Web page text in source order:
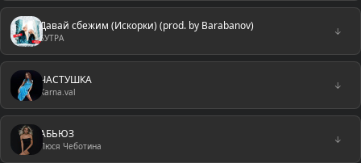
Давай сбежим (Искорки) (prod. by Barabanov)
5УТРА
↓
ЧАСТУШКА
Karna.val
↓
АБЬЮЗ
Люся Чеботина
↓